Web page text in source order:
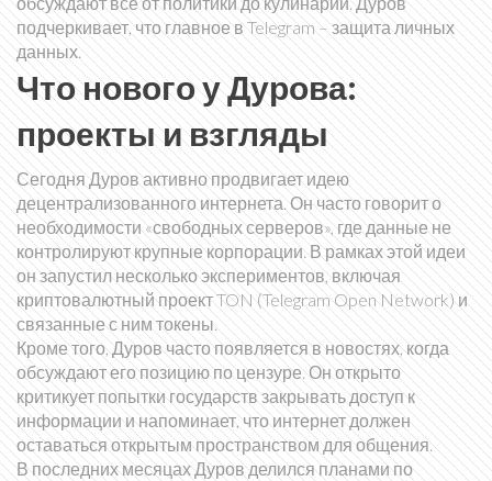
подчеркивает, что главное в Telegram – защита личных
данных.
Что нового у Дурова:
проекты и взгляды
Сегодня Дуров активно продвигает идею
децентрализованного интернета. Он часто говорит о
необходимости «свободных серверов», где данные не
контролируют крупные корпорации. В рамках этой идеи
он запустил несколько экспериментов, включая
криптовалютный проект TON (Telegram Open Network) и
связанные с ним токены.
Кроме того, Дуров часто появляется в новостях, когда
обсуждают его позицию по цензуре. Он открыто
критикует попытки государств закрывать доступ к
информации и напоминает, что интернет должен
оставаться открытым пространством для общения.
В последних месяцах Дуров делился планами по